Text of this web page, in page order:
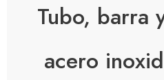
Tubo, barra
acero